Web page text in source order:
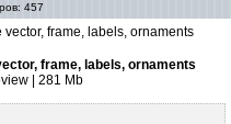
457
frame, labels, ornaments
| 281 Mb